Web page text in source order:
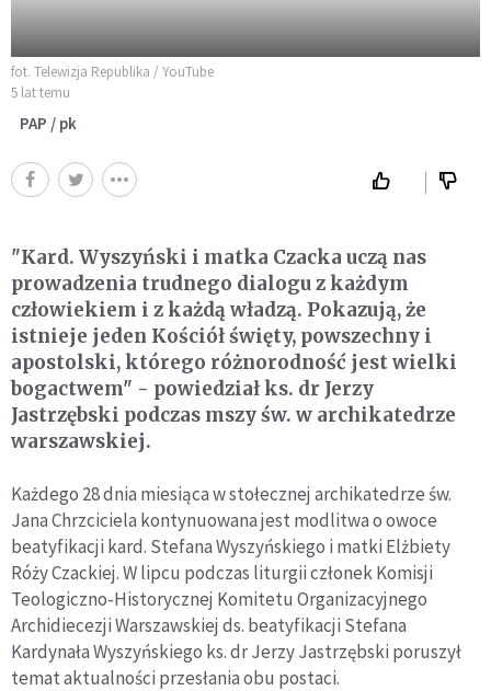
fot. Telewizja Republika / YouTube
5 lat temu
PAP / pk
"Kard. Wyszyński i matka Czacka uczą nas
prowadzenia trudnego dialogu z każdym
człowiekiem i z każdą władzą. Pokazują, że
istnieje jeden Kościół święty, powszechny i
apostolski, którego różnorodność jest wielki
bogactwem" - powiedział ks. dr Jerzy
Jastrzębski podczas mszy św. w archikatedrze
warszawskiej.
Każdego 28 dnia miesiąca w stołecznej archikatedrze św.
Jana Chrzciciela kontynuowana jest modlitwa o owoce
beatyfikacji kard. Stefana Wyszyńskiego i matki Elżbiety
Róży Czackiej. W lipcu podczas liturgii członek Komisji
Teologiczno-Historycznej Komitetu Organizacyjnego
Archidiecezji Warszawskiej ds. beatyfikacji Stefana
Kardynała Wyszyńskiego ks. dr Jerzy Jastrzębski poruszył
temat aktualności przesłania obu postaci.